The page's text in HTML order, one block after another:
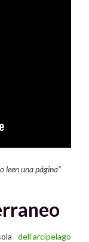
leen una página”
dell’arcipelago